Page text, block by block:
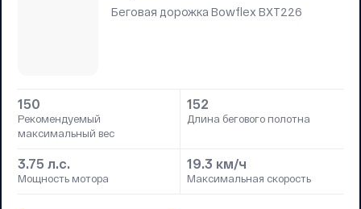
Беговая дорожка Bowflex BXT226
150
Рекомендуемый
максимальный вес
152
Длина бегового полотна
3.75 л.с.
Мощность мотора
19.3 км/ч
Максимальная скорость